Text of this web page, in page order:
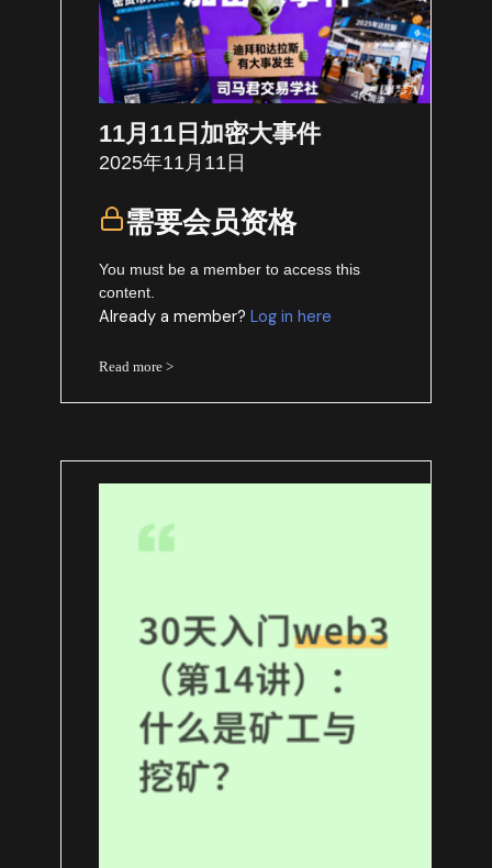
11月11日加密大事件
2025年11月11日
需要会员资格
You must be a member to access this
content.
Already a member?Log in here
Read more >